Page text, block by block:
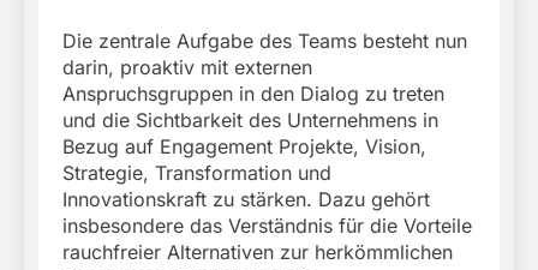
Die zentrale Aufgabe des Teams besteht nun
darin, proaktiv mit externen
Anspruchsgruppen in den Dialog zu treten
und die Sichtbarkeit des Unternehmens in
Bezug auf Engagement Projekte, Vision,
Strategie, Transformation und
Innovationskraft zu stärken. Dazu gehört
insbesondere das Verständnis für die Vorteile
rauchfreier Alternativen zur herkömmlichen